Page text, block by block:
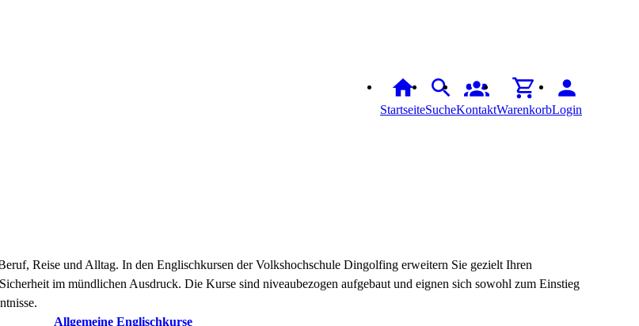
StartseiteSucheKontaktWarenkorbLogin
Reise und Alltag. In den Englischkursen der Volkshochschule Dingolfing erweitern Sie gezielt Ihren
im mündlichen Ausdruck. Die Kurse sind niveaubezogen aufgebaut und eignen sich sowohl zum Einstieg
Allgemeine Englischkurse